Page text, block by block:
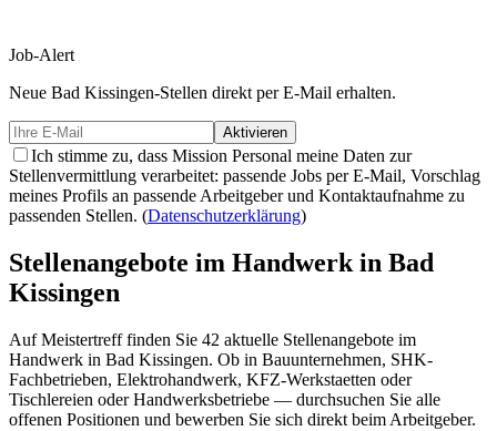
Job-Alert
Neue Bad Kissingen-Stellen direkt per E-Mail erhalten.
Aktivieren
Ich stimme zu, dass Mission Personal meine Daten zur
Stellenvermittlung verarbeitet: passende Jobs per E-Mail, Vorschlag
meines Profils an passende Arbeitgeber und Kontaktaufnahme zu
passenden Stellen. (Datenschutzerklärung)
Stellenangebote im Handwerk in Bad
Kissingen
Auf Meistertreff finden Sie 42 aktuelle Stellenangebote im
Handwerk in Bad Kissingen. Ob in Bauunternehmen, SHK-
Fachbetrieben, Elektrohandwerk, KFZ-Werkstaetten oder
Tischlereien oder Handwerksbetriebe — durchsuchen Sie alle
offenen Positionen und bewerben Sie sich direkt beim Arbeitgeber.